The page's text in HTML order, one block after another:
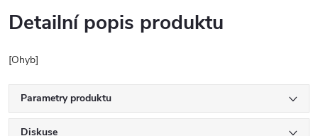
Detailní popis produktu
[Ohyb]
Parametry produktu
Diskuse